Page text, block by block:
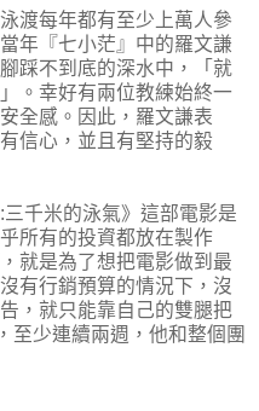
渡每年都有至少上萬人參
年『七小茫』中的羅文謙
踩不到底的深水中，「就
。幸好有兩位教練始終一
全感。因此，羅文謙表
信心，並且有堅持的毅
千米的泳氣》這部電影是
所有的投資都放在製作
就是為了想把電影做到最
有行銷預算的情況下，沒
，就只能靠自己的雙腿把
至少連續兩週，他和整個團